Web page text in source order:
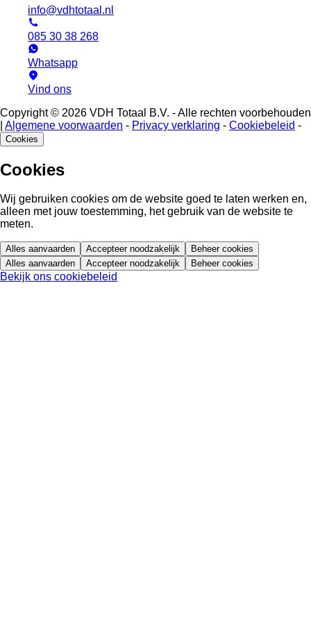
info@vdhtotaal.nl
085 30 38 268
Whatsapp
Vind ons
Copyright © 2026 VDH Totaal B.V. - Alle rechten voorbehouden
Algemene voorwaarden - Privacy verklaring - Cookiebeleid -
Cookies
Cookies
Wij gebruiken cookies om de website goed te laten werken en,
alleen met jouw toestemming, het gebruik van de website te
meten.
Alles aanvaarden Accepteer noodzakelijk
Beheer cookies
Alles aanvaarden
Accepteer noodzakelijk Beheer cookies
Bekijk ons cookiebeleid